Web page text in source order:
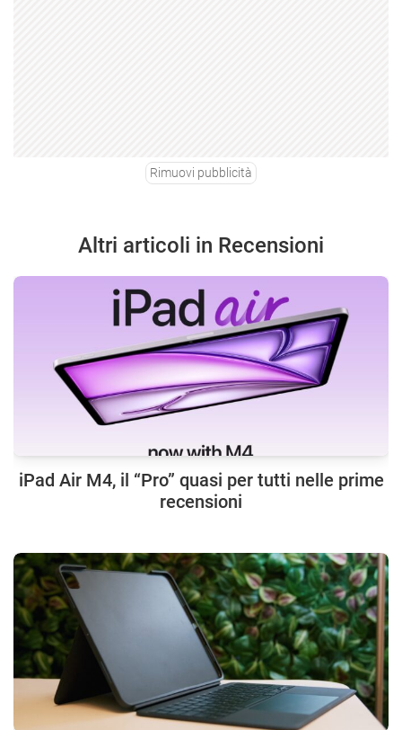
Rimuovi pubblicità
Altri articoli in Recensioni
iPad Air M4, il “Pro” quasi per tutti nelle prime
recensioni